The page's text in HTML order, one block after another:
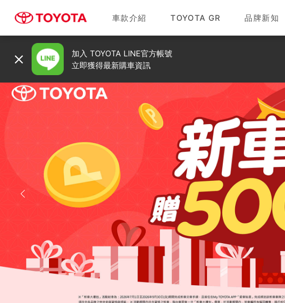
車款介紹 TOYOTA GR 品牌新知
加入 TOYOTA LINE官方帳號
立即獲得最新購車資訊